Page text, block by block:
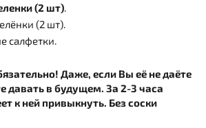
(2 шт).
(2 шт).
салфетки.
Даже, если Вы её не даёте
давать в будущем. За 2-3 часа
к ней привыкнуть. Без соски